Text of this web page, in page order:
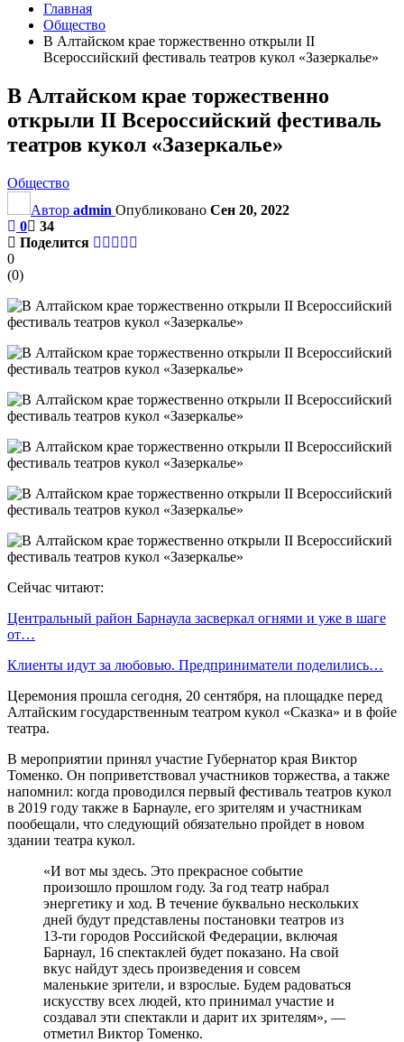
Главная
Общество
В Алтайском крае торжественно открыли II
Всероссийский фестиваль театров кукол «Зазеркалье»
В Алтайском крае торжественно
открыли II Всероссийский фестиваль
театров кукол «Зазеркалье»
Общество
Автор admin Опубликовано Сен 20, 2022
0
34
Поделится
0
(0)
Сейчас читают:
Центральный район Барнаула засверкал огнями и уже в шаге
от…
Клиенты идут за любовью. Предприниматели поделились…
Церемония прошла сегодня, 20 сентября, на площадке перед
Алтайским государственным театром кукол «Сказка» и в фойе
театра.
В мероприятии принял участие Губернатор края Виктор
Томенко. Он поприветствовал участников торжества, а также
напомнил: когда проводился первый фестиваль театров кукол
в 2019 году также в Барнауле, его зрителям и участникам
пообещали, что следующий обязательно пройдет в новом
здании театра кукол.
«И вот мы здесь. Это прекрасное событие
произошло прошлом году. За год театр набрал
энергетику и ход. В течение буквально нескольких
дней будут представлены постановки театров из
13-ти городов Российской Федерации, включая
Барнаул, 16 спектаклей будет показано. На свой
вкус найдут здесь произведения и совсем
маленькие зрители, и взрослые. Будем радоваться
искусству всех людей, кто принимал участие и
создавал эти спектакли и дарит их зрителям», —
отметил Виктор Томенко.